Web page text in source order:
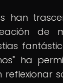
han
de
ha
reflexionar